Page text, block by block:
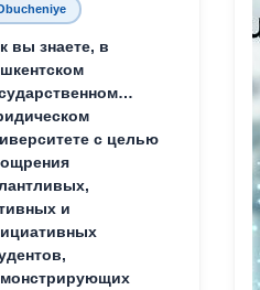
вы знаете, в
с целью
и